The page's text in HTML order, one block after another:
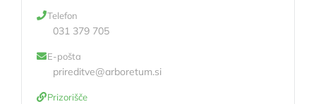
Telefon
031 379 705
E-pošta
prireditve@arboretum.si
Prizorišče